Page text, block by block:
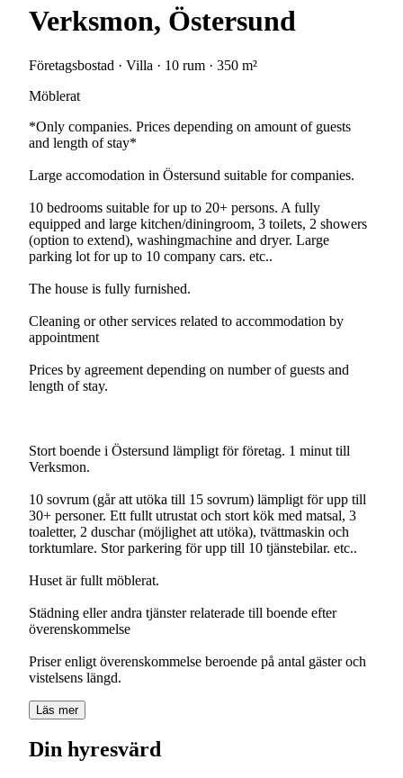
Verksmon, Östersund
Företagsbostad · Villa · 10 rum · 350 m²
Möblerat
*Only companies. Prices depending on amount of guests
and length of stay*
Large accomodation in Östersund suitable for companies.
10 bedrooms suitable for up to 20+ persons. A fully
equipped and large kitchen/diningroom, 3 toilets, 2 showers
(option to extend), washingmachine and dryer. Large
parking lot for up to 10 company cars. etc..
The house is fully furnished.
Cleaning or other services related to accommodation by
appointment
Prices by agreement depending on number of guests and
length of stay.
Stort boende i Östersund lämpligt för företag. 1 minut till
Verksmon.
10 sovrum (går att utöka till 15 sovrum) lämpligt för upp till
30+ personer. Ett fullt utrustat och stort kök med matsal, 3
toaletter, 2 duschar (möjlighet att utöka), tvättmaskin och
torktumlare. Stor parkering för upp till 10 tjänstebilar. etc..
Huset är fullt möblerat.
Städning eller andra tjänster relaterade till boende efter
överenskommelse
Priser enligt överenskommelse beroende på antal gäster och
vistelsens längd.
Läs mer
Din hyresvärd